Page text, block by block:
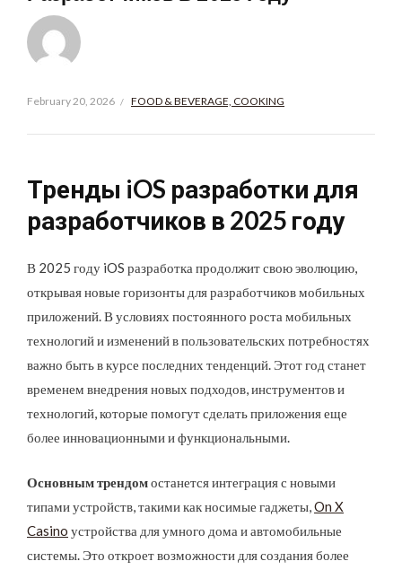
February 20, 2026 FOOD & BEVERAGE, COOKING
Тренды iOS разработки для
разработчиков в 2025 году
В 2025 году iOS разработка продолжит свою эволюцию,
открывая новые горизонты для разработчиков мобильных
приложений. В условиях постоянного роста мобильных
технологий и изменений в пользовательских потребностях
важно быть в курсе последних тенденций. Этот год станет
временем внедрения новых подходов, инструментов и
технологий, которые помогут сделать приложения еще
более инновационными и функциональными.
Основным трендомостанется интеграция с новыми
типами устройств, такими как носимые гаджеты,On X
Casino устройства для умного дома и автомобильные
системы. Это откроет возможности для создания более